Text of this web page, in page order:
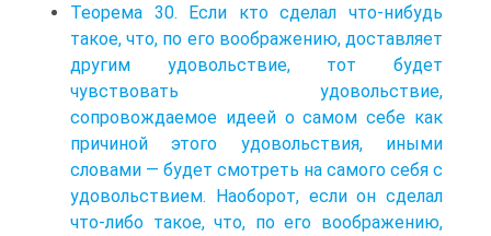
Теорема 30. Если кто сделал что-нибудь
такое, что, по его воображению, доставляет
другим удовольствие, тот будет
чувствовать удовольствие,
сопровождаемое идеей о самом себе как
причиной этого удовольствия, иными
словами — будет смотреть на самого себя с
удовольствием. Наоборот, если он сделал
что-либо такое, что, по его воображению,